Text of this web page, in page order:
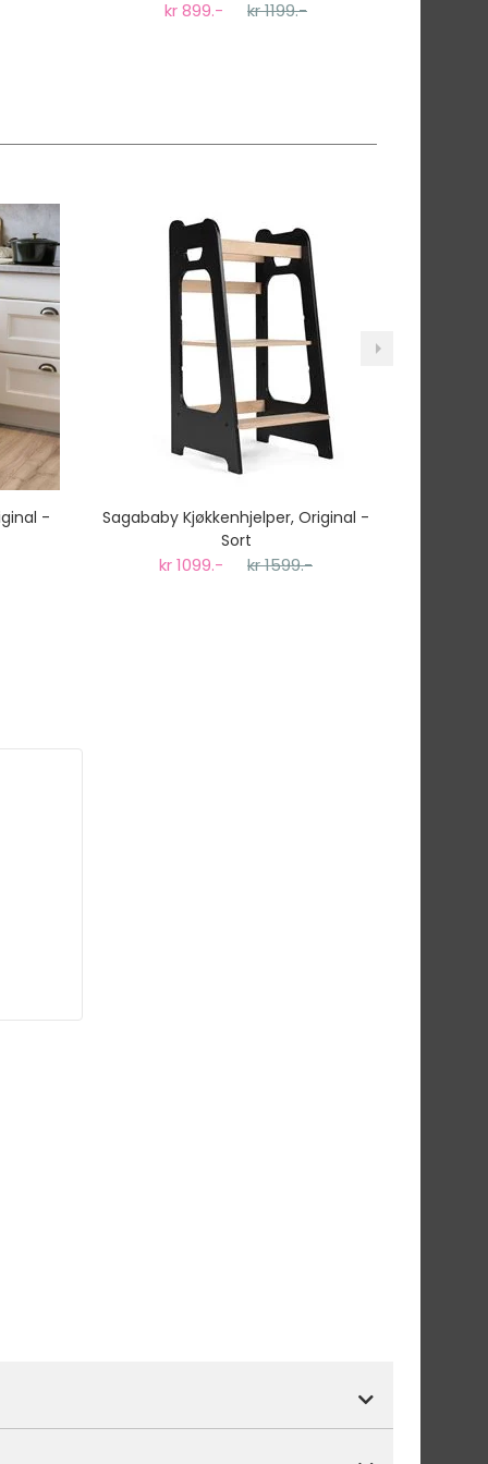
kr 899.- kr 1199.-
-
Sagababy Kjøkkenhjelper, Original -
Sort
kr 1099.- kr 1599.-